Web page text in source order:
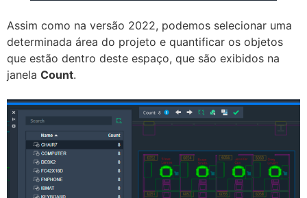
Assim como na versão 2022, podemos selecionar uma
determinada área do projeto e quantificar os objetos
que estão dentro deste espaço, que são exibidos na
janela Count.